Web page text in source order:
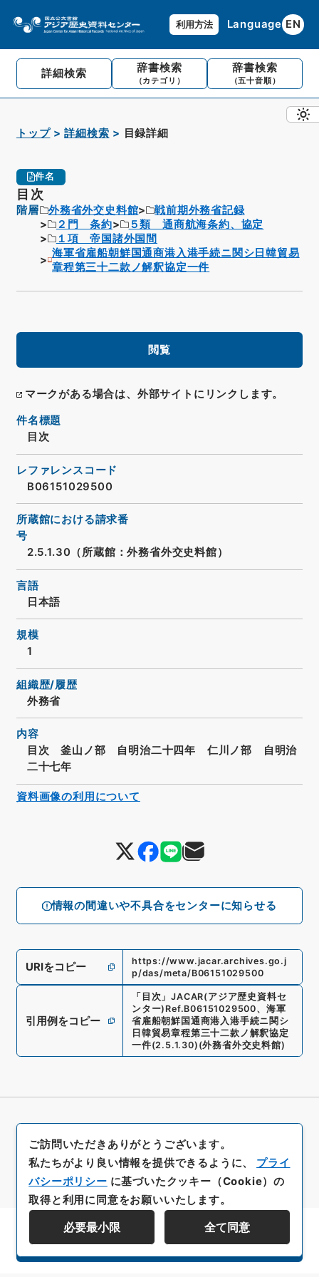
利用方法 Language EN
詳細検索 辞書検索
（カテゴリ）
辞書検索
（五十音順）
トップ 詳細検索 目録詳細
件名
目次
階層 外務省外交史料館
戦前期外務省記録
２門 条約
５類 通商航海条約、協定
１項 帝国諸外国間
海軍省雇船朝鮮国通商港入港手続ニ関シ日韓貿易
章程第三十二款ノ解釈協定一件
閲覧
マークがある場合は、外部サイトにリンクします。
情報の間違いや不具合をセンターに知らせる
件名標題
目次
レファレンスコード
B06151029500
所蔵館における請求番
号
2.5.1.30（所蔵館：外務省外交史料館）
言語
日本語
規模
1
組織歴/履歴
外務省
内容
目次 釜山ノ部 自明治二十四年 仁川ノ部 自明治
二十七年
URIをコピー
https://www.jacar.archives.go.j
p/das/meta/B06151029500
引用例をコピー
「 目次 」JACAR(アジア歴史資料セ
ンター) Ref.B06151029500、 海軍
省雇船朝鮮国通商港入港手続ニ関シ
日韓貿易章程第三十二款ノ解釈協定
一件(2.5.1.30) (外務省外交史料館)
資料画像の利用について
資料群階層を表示する
ご訪問いただきありがとうございます。
私たちがより良い情報を提供できるように、 プライ
バシーポリシー に基づいたクッキー（Cookie）の
取得と利用に同意をお願いいたします。
必要最小限 全て同意